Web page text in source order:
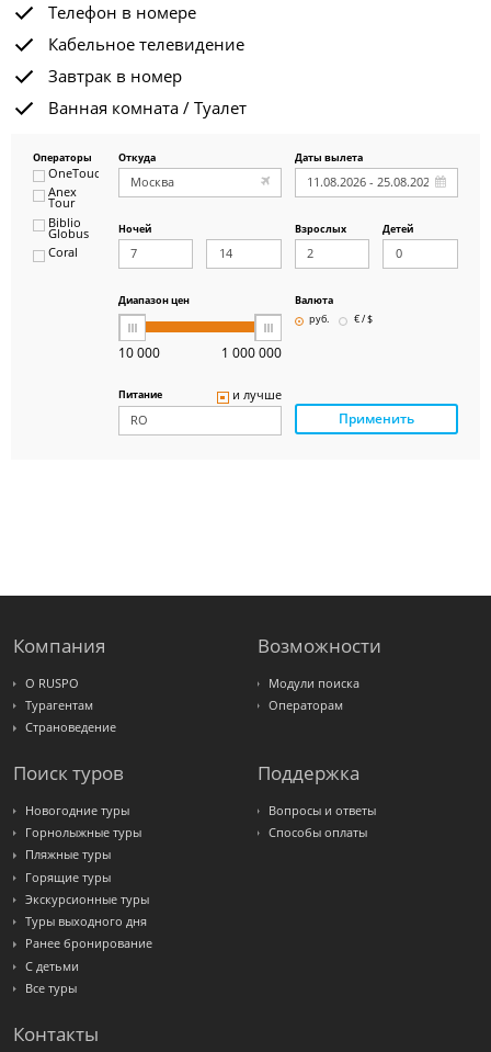
Телефон в номере
Кабельное телевидение
Завтрак в номер
Ванная комната / Туалет
Операторы
OneTouch&Travel
Anex
Tour
Biblio
Globus
Coral
Интурист
Откуда Даты вылета
Ночей Взрослых Детей
Диапазон цен
10 000 1 000 000
Валюта
руб.
€ / $
Питание и лучше
Применить
Компания
О RUSPO
Турагентам
Страноведение
Возможности
Модули поиска
Операторам
Поиск туров
Новогодние туры
Горнолыжные туры
Пляжные туры
Горящие туры
Экскурсионные туры
Туры выходного дня
Ранее бронирование
С детьми
Все туры
Поддержка
Вопросы и ответы
Способы оплаты
Контакты